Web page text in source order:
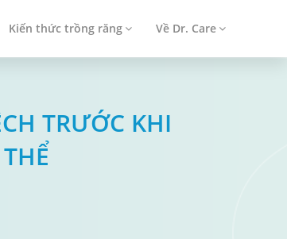
Kiến thức trồng răng Về Dr. Care
TRƯỚC KHI